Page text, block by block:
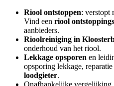
Riool ontstoppen: verstopt
Vind een riool
aanbieders.
Rioolreiniging in
onderhoud van het riool.
Lekkage opsporen en
opsporing lekkage,
loodgieter.
Onafhankelijke